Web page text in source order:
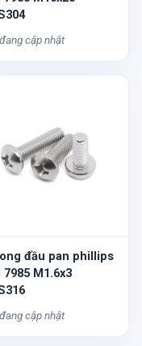
cập nhật
đầu pan phillips
7985 M1.6x3
cập nhật